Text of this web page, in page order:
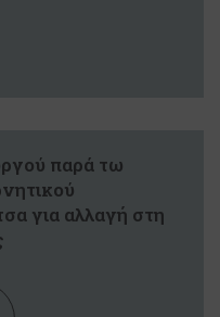
παρά τω
για αλλαγή στη